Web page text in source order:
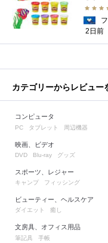
2日前
カテゴリーからレビュー
コンピュータ
PC タブレット 周辺機器
映画、ビデオ
DVD Blu-ray グッズ
スポーツ、レジャー
キャンプ フィッシング
ビューティー、ヘルスケア
ダイエット 癒し
文房具、オフィス用品
筆記具 手帳